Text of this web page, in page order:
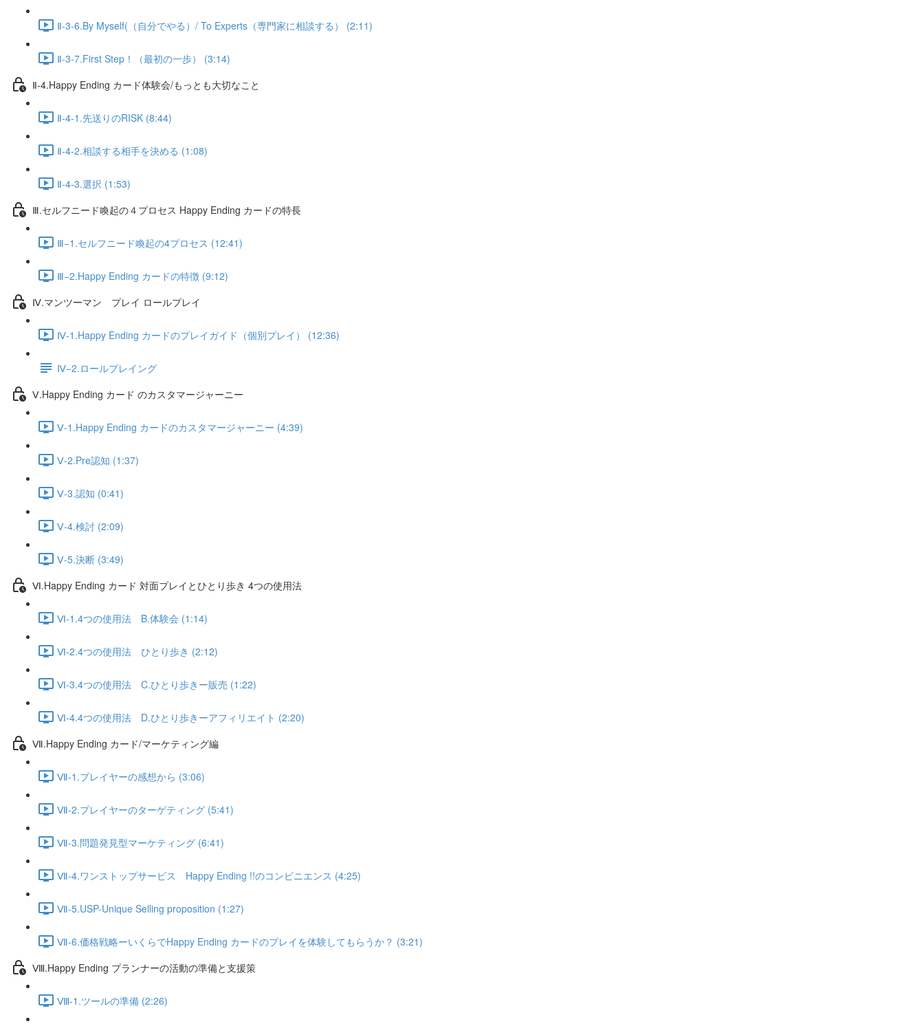
Ⅱ-3-6.By Myself(（自分でやる）/ To Experts（専門家に相談する） (2:11)
Ⅱ-3-7.First Step！（最初の一歩） (3:14)
Ⅱ-4.Happy Ending カード体験会/もっとも大切なこと
Ⅱ-4-1.先送りのRISK (8:44)
Ⅱ-4-2.相談する相手を決める (1:08)
Ⅱ-4-3.選択 (1:53)
Ⅲ.セルフニード喚起の４プロセス Happy Ending カードの特長
Ⅲ−1.セルフニード喚起の4プロセス (12:41)
Ⅲ−2.Happy Ending カードの特徴 (9:12)
Ⅳ.マンツーマン プレイ ロールプレイ
Ⅳ-1.Happy Ending カードのプレイガイド（個別プレイ） (12:36)
Ⅳ−2.ロールプレイング
Ⅴ.Happy Ending カード のカスタマージャーニー
Ⅴ-1.Happy Ending カードのカスタマージャーニー (4:39)
Ⅴ-2.Pre認知 (1:37)
Ⅴ-3.認知 (0:41)
Ⅴ-4.検討 (2:09)
Ⅴ-5.決断 (3:49)
Ⅵ.Happy Ending カード 対面プレイとひとり歩き 4つの使用法
Ⅵ-1.4つの使用法 B.体験会 (1:14)
Ⅵ-2.4つの使用法 ひとり歩き (2:12)
Ⅵ-3.4つの使用法 C.ひとり歩きー販売 (1:22)
Ⅵ-4.4つの使用法 D.ひとり歩きーアフィリエイト (2:20)
Ⅶ.Happy Ending カード/マーケティング編
Ⅶ-1.プレイヤーの感想から (3:06)
Ⅶ-2.プレイヤーのターゲティング (5:41)
Ⅶ-3.問題発見型マーケティング (6:41)
Ⅶ-4.ワンストップサービス Happy Ending !!のコンビニエンス (4:25)
Ⅶ-5.USP-Unique Selling proposition (1:27)
Ⅶ-6.価格戦略ーいくらでHappy Ending カードのプレイを体験してもらうか？ (3:21)
Ⅷ.Happy Ending プランナーの活動の準備と支援策
Ⅷ-1.ツールの準備 (2:26)